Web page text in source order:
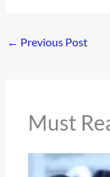
← Previous Post
Must